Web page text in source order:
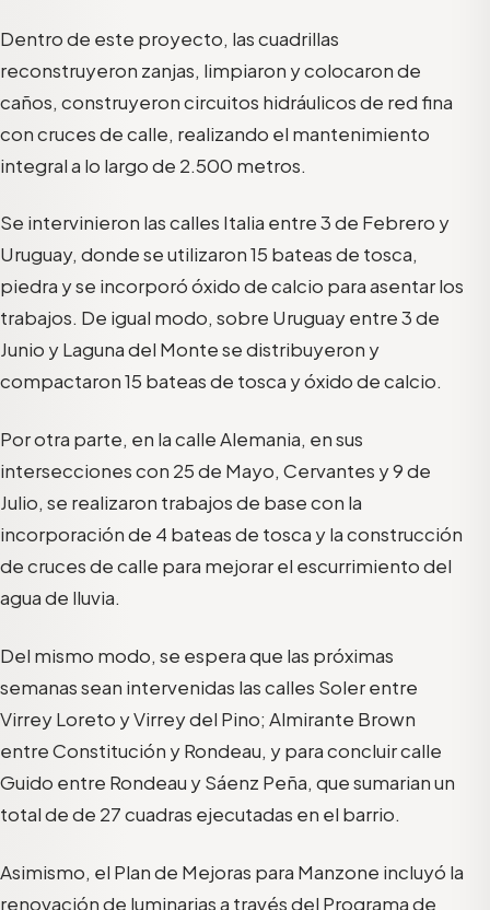
Dentro de este proyecto, las cuadrillas
reconstruyeron zanjas, limpiaron y colocaron de
caños, construyeron circuitos hidráulicos de red fina
con cruces de calle, realizando el mantenimiento
integral a lo largo de 2.500 metros.
Se intervinieron las calles Italia entre 3 de Febrero y
Uruguay, donde se utilizaron 15 bateas de tosca,
piedra y se incorporó óxido de calcio para asentar los
trabajos. De igual modo, sobre Uruguay entre 3 de
Junio y Laguna del Monte se distribuyeron y
compactaron 15 bateas de tosca y óxido de calcio.
Por otra parte, en la calle Alemania, en sus
intersecciones con 25 de Mayo, Cervantes y 9 de
Julio, se realizaron trabajos de base con la
incorporación de 4 bateas de tosca y la construcción
de cruces de calle para mejorar el escurrimiento del
agua de lluvia.
Del mismo modo, se espera que las próximas
semanas sean intervenidas las calles Soler entre
Virrey Loreto y Virrey del Pino; Almirante Brown
entre Constitución y Rondeau, y para concluir calle
Guido entre Rondeau y Sáenz Peña, que sumarian un
total de de 27 cuadras ejecutadas en el barrio.
Asimismo, el Plan de Mejoras para Manzone incluyó la
renovación de luminarias a través del Programa de